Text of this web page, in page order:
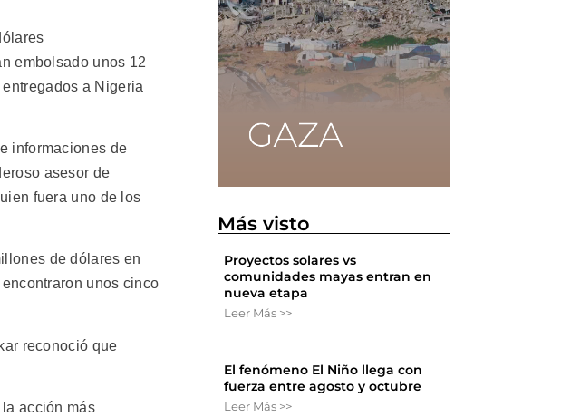
embolsado unos 12
a Nigeria
informaciones de
asesor de
fuera uno de los
de dólares en
unos cinco
reconoció que
acción más
Más visto
Proyectos solares vs
comunidades mayas entran en
nueva etapa
Leer Más >>
El fenómeno El Niño llega con
fuerza entre agosto y octubre
Leer Más >>